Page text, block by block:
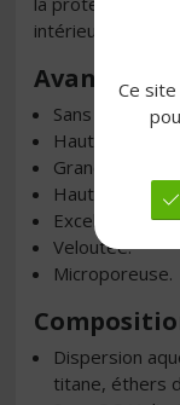
intérieure sur
Avantages
Sans odeur
Hautement
Grande facilité
Haut
Excellent
Veloutée.
Microporeuse.
Dispersion
titane, éthers
Ce